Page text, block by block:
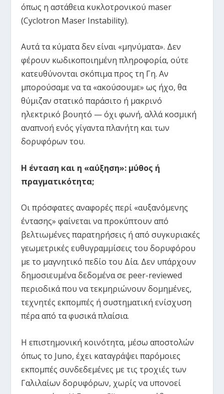
όπως η αστάθεια κυκλοτρονικού maser
(Cyclotron Maser Instability).
Αυτά τα κύματα δεν είναι «μηνύματα». Δεν
φέρουν κωδικοποιημένη πληροφορία, ούτε
κατευθύνονται σκόπιμα προς τη Γη. Αν
μπορούσαμε να τα «ακούσουμε» ως ήχο, θα
θύμιζαν στατικό παράσιτο ή μακρινό
ηλεκτρικό βουητό — όχι φωνή, αλλά κοσμική
αναπνοή ενός γίγαντα πλανήτη και των
δορυφόρων του.
Η ένταση και η «αύξηση»: μύθος ή
πραγματικότητα;
Οι πρόσφατες αναφορές περί «αυξανόμενης
έντασης» φαίνεται να προκύπτουν από
βελτιωμένες παρατηρήσεις ή από συγκυριακές
γεωμετρικές ευθυγραμμίσεις του δορυφόρου
με το μαγνητικό πεδίο του Δία. Δεν υπάρχουν
δημοσιευμένα δεδομένα σε peer-reviewed
περιοδικά που να τεκμηριώνουν δομημένες,
τεχνητές εκπομπές ή συστηματική ενίσχυση
πέρα από τα φυσικά πλαίσια.
Η επιστημονική κοινότητα, μέσω αποστολών
όπως το Juno, έχει καταγράψει παρόμοιες
εκπομπές συνδεδεμένες με τις τροχιές των
Γαλιλαίων δορυφόρων, χωρίς να υπονοεί